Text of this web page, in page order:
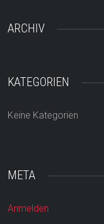
ARCHIV
KATEGORIEN
Keine Kategorien
META
Anmelden